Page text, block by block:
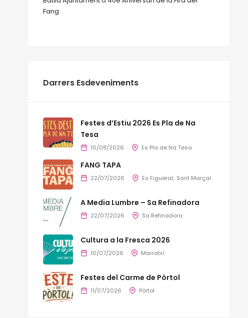
Fang
Darrers Esdeveniments
Festes d’Estiu 2026 Es Pla de Na
Tesa
10/08/2026 Es Pla de Na Tesa
FANG TAPA
22/07/2026 Es Figueral Sant Marçal
A Media Lumbre – Sa Refinadora
22/07/2026 Sa Refinadora
Cultura a la Fresca 2026
10/07/2026 Marratxí
Festes del Carme de Pòrtol
11/07/2026 Pòrtol